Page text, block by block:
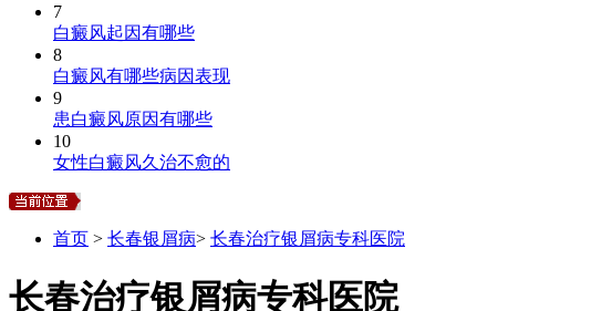
7
白癜风起因有哪些
8
白癜风有哪些病因表现
9
患白癜风原因有哪些
10
女性白癜风久治不愈的
首页 > 长春银屑病> 长春治疗银屑病专科医院
长春治疗银屑病专科医院